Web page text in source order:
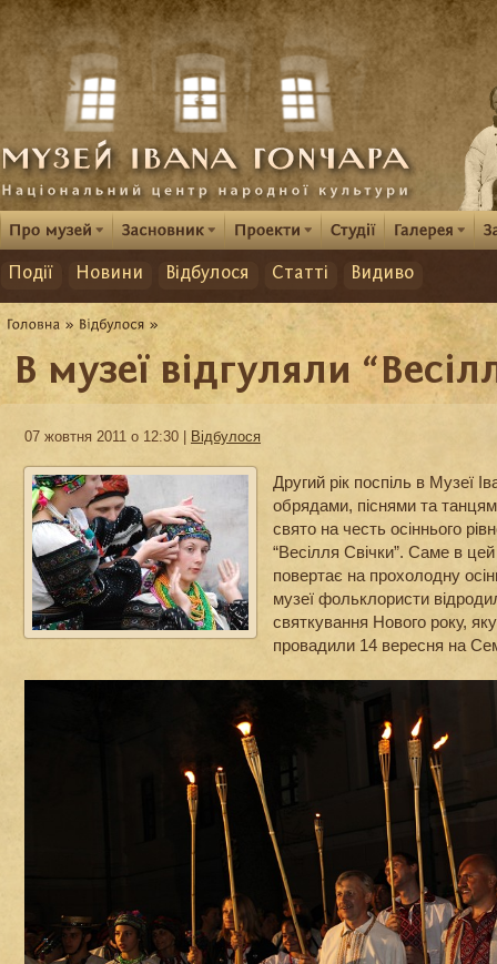
Події Новини Відбулося Статті Видиво
В музеї відгуляли
07 жовтня 2011 о 12:30 | Відбулося
Другий рік поспіль в Музеї
обрядами, піснями та
свято на честь осіннього
“Весілля Свічки”. Саме в цей
повертає на прохолодну
музеї фольклористи
святкування Нового року,
провадили 14 вересня на